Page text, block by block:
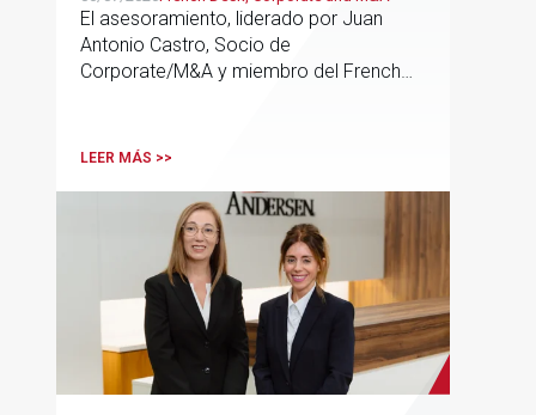
El asesoramiento, liderado por Juan
Antonio Castro, Socio de
Corporate/M&A y miembro del French
españolas que combinan los sectores
LEER MÁS >>